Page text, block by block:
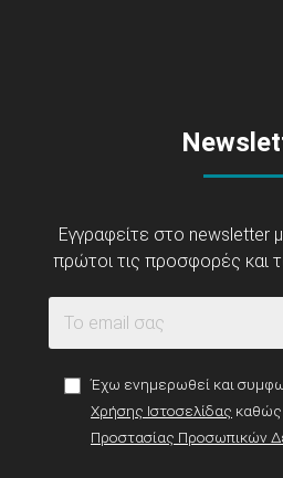
Εγγραφείτε στο newsletter
πρώτοι τις προσφορές και
Έχω ενημερωθεί και
Χρήσης Ιστοσελίδας καθώς
Προστασίας Προσωπικών